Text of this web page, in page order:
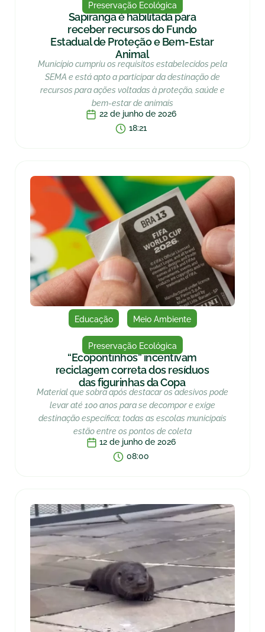
Preservação Ecológica
Sapiranga é habilitada para
receber recursos do Fundo
Estadual de Proteção e Bem-Estar
Animal
Município cumpriu os requisitos estabelecidos pela
SEMA e está apto a participar da destinação de
recursos para ações voltadas à proteção, saúde e
bem-estar de animais
22 de junho de 2026
18:21
Educação Meio Ambiente
Preservação Ecológica
“Ecopontinhos” incentivam
reciclagem correta dos resíduos
das figurinhas da Copa
Material que sobra após destacar os adesivos pode
levar até 100 anos para se decompor e exige
destinação específica; todas as escolas municipais
estão entre os pontos de coleta
12 de junho de 2026
08:00